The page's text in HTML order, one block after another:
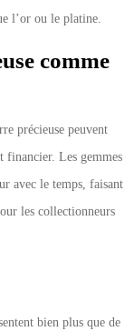
l’or ou le platine.
comme
précieuse peuvent
financier. Les gemmes
avec le temps, faisant
les collectionneurs
bien plus que de